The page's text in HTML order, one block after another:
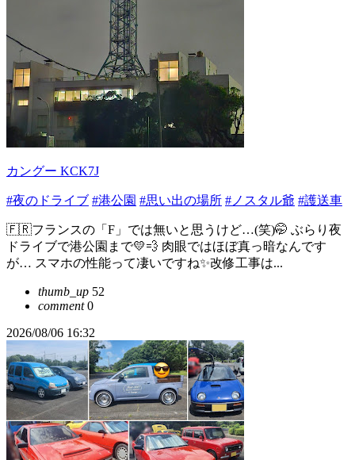
カングー KCK7J
#夜のドライブ #港公園 #思い出の場所 #ノスタル爺 #護送車
🇫🇷フランスの「F」では無いと思うけど…(笑)🤭 ぶらり夜
ドライブで港公園まで💛💨 肉眼ではほぼ真っ暗なんです
が… スマホの性能って凄いですね✨改修工事は...
thumb_up 52
comment0
2026/08/06 16:32